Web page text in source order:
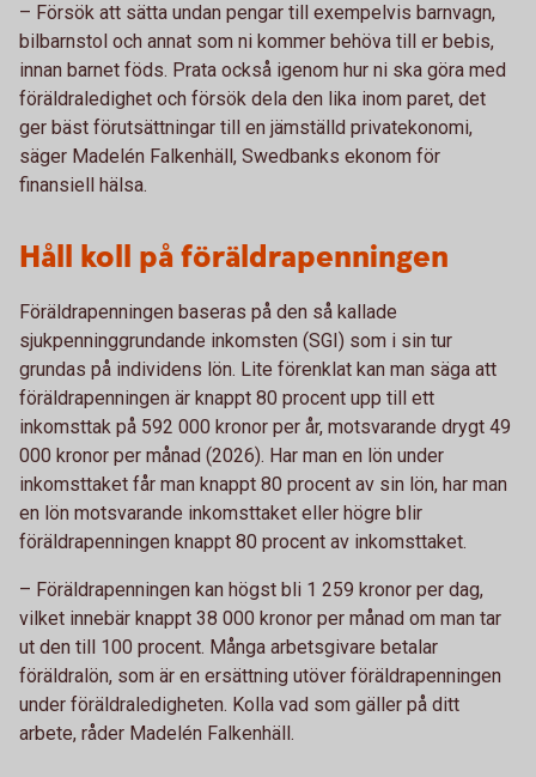
– Försök att sätta undan pengar till exempelvis barnvagn,
bilbarnstol och annat som ni kommer behöva till er bebis,
innan barnet föds. Prata också igenom hur ni ska göra med
föräldraledighet och försök dela den lika inom paret, det
ger bäst förutsättningar till en jämställd privatekonomi,
säger Madelén Falkenhäll, Swedbanks ekonom för
finansiell hälsa.
Håll koll på föräldrapenningen
Föräldrapenningen baseras på den så kallade
sjukpenninggrundande inkomsten (SGI) som i sin tur
grundas på individens lön. Lite förenklat kan man säga att
föräldrapenningen är knappt 80 procent upp till ett
inkomsttak på 592 000 kronor per år, motsvarande drygt 49
000 kronor per månad (2026). Har man en lön under
inkomsttaket får man knappt 80 procent av sin lön, har man
en lön motsvarande inkomsttaket eller högre blir
föräldrapenningen knappt 80 procent av inkomsttaket.
– Föräldrapenningen kan högst bli 1 259 kronor per dag,
vilket innebär knappt 38 000 kronor per månad om man tar
ut den till 100 procent. Många arbetsgivare betalar
föräldralön, som är en ersättning utöver föräldrapenningen
under föräldraledigheten. Kolla vad som gäller på ditt
arbete, råder Madelén Falkenhäll.